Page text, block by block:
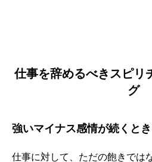
仕事を辞めるべきスピリ
グ
強いマイナス感情が続くとき
仕事に対して、ただの飽きでは